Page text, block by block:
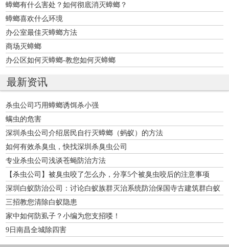
蟑螂有什么害处？如何彻底消灭蟑螂？
蟑螂喜欢什么环境
办公室最佳灭蟑螂方法
商场灭蟑螂
办公区如何灭蟑螂-教您如何灭蟑螂
最新资讯
杀虫公司巧用蟑螂诱饵杀小强
螨虫的危害
深圳杀虫公司介绍居民自行灭蟑螂（蚂蚁）的方法
如何有效杀臭虫，快找深圳杀臭虫公司
专业杀虫公司浅谈苍蝇防治方法
【杀虫公司】被臭虫咬了怎么办，分享5个被臭虫咬后的注意事项
深圳白蚁防治公司：讨论白蚁族群灭治系统防治保国寺古建筑群白蚁
三招教您清除白蚁隐患
家中如何防虱子？小编为您支招喽！
9日南昌全城除四害